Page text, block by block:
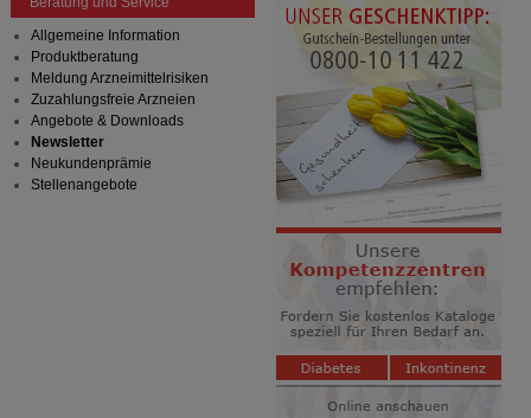
Allgemeine Information
Produktberatung
Meldung Arzneimittelrisiken
Zuzahlungsfreie Arzneien
Angebote & Downloads
Newsletter
Neukundenprämie
Stellenangebote